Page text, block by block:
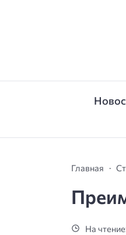
Главная
На